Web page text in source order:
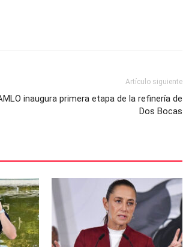
Artículo siguiente
inaugura primera etapa de la refinería de
Dos Bocas